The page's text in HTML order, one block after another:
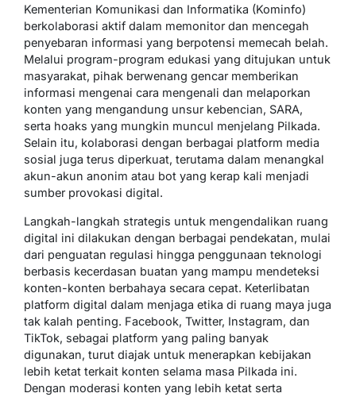
Kementerian Komunikasi dan Informatika (Kominfo)
berkolaborasi aktif dalam memonitor dan mencegah
penyebaran informasi yang berpotensi memecah belah.
Melalui program-program edukasi yang ditujukan untuk
masyarakat, pihak berwenang gencar memberikan
informasi mengenai cara mengenali dan melaporkan
konten yang mengandung unsur kebencian, SARA,
serta hoaks yang mungkin muncul menjelang Pilkada.
Selain itu, kolaborasi dengan berbagai platform media
sosial juga terus diperkuat, terutama dalam menangkal
akun-akun anonim atau bot yang kerap kali menjadi
sumber provokasi digital.
Langkah-langkah strategis untuk mengendalikan ruang
digital ini dilakukan dengan berbagai pendekatan, mulai
dari penguatan regulasi hingga penggunaan teknologi
berbasis kecerdasan buatan yang mampu mendeteksi
konten-konten berbahaya secara cepat. Keterlibatan
platform digital dalam menjaga etika di ruang maya juga
tak kalah penting. Facebook, Twitter, Instagram, dan
TikTok, sebagai platform yang paling banyak
digunakan, turut diajak untuk menerapkan kebijakan
lebih ketat terkait konten selama masa Pilkada ini.
Dengan moderasi konten yang lebih ketat serta